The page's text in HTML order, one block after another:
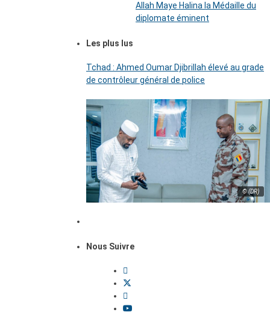
Allah Maye Halina la Médaille du
diplomate éminent
Les plus lus
Tchad : Ahmed Oumar Djibrillah élevé au grade
de contrôleur général de police
© (DR)
Nous Suivre